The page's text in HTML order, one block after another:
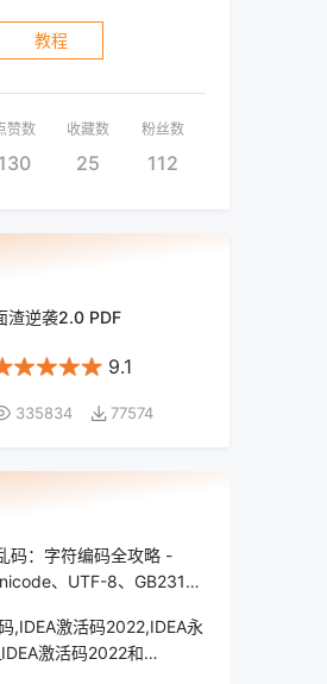
教程
赞数
130
收藏数
25
粉丝数
112
渣逆袭2.0 PDF
9.1
335834 77574
码：字符编码全攻略 -
、UTF-8、GB2312
,IDEA激活码2022,IDEA永
激活码2022和